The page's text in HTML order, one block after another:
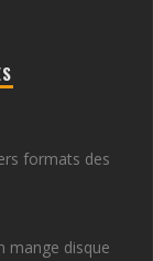
formats des
mange disque